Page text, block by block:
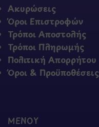
Ακυρώσεις
Όροι Επιστροφών
Τρόποι Αποστολής
Τρόποι Πληρωμής
Πολιτική Απορρήτου
Όροι & Προϋποθέσεις
ΜΕΝΟΥ